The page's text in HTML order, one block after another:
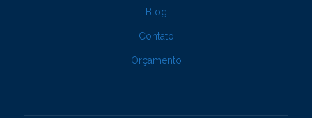
Blog
Contato
Orçamento